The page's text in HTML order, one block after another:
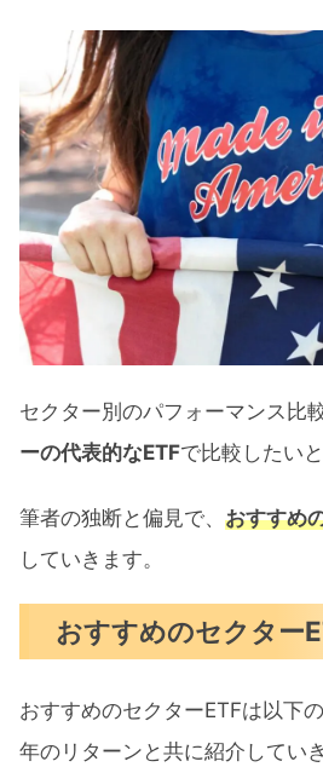
セクター別のパフォーマンス比
ーの代表的なETFで比較したい
筆者の独断と偏見で、 おすすめ
していきます。
おすすめのセクター
おすすめのセクターETFは以下
年のリターンと共に紹介していき